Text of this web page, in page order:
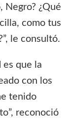
Negro? ¿Qué
como tus
le consultó.
es que la
con los
tenido
reconoció